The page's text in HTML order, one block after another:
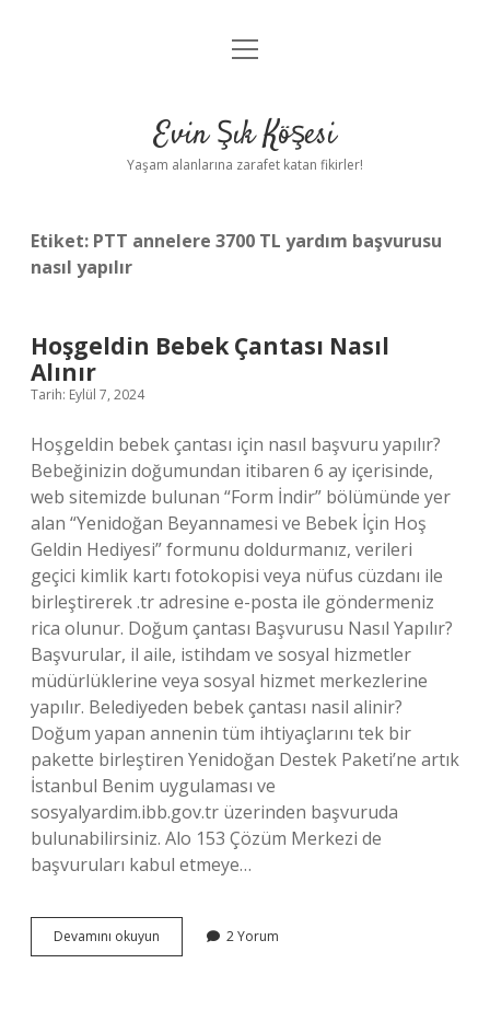
Anasayfa
Yasal Uyarı
menüyü
Evin Şık Köşesi
Yaşam alanlarına zarafet katan fikirler!
Etiket: PTT annelere 3700 TL yardım başvurusu
nasıl yapılır
Hoşgeldin Bebek Çantası Nasıl
Alınır
Tarih: Eylül 7, 2024
Hoşgeldin bebek çantası için nasıl başvuru yapılır?
Bebeğinizin doğumundan itibaren 6 ay içerisinde,
web sitemizde bulunan “Form İndir” bölümünde yer
alan “Yenidoğan Beyannamesi ve Bebek İçin Hoş
Geldin Hediyesi” formunu doldurmanız, verileri
geçici kimlik kartı fotokopisi veya nüfus cüzdanı ile
birleştirerek .tr adresine e-posta ile göndermeniz
rica olunur. Doğum çantası Başvurusu Nasıl Yapılır?
Başvurular, il aile, istihdam ve sosyal hizmetler
müdürlüklerine veya sosyal hizmet merkezlerine
yapılır. Belediyeden bebek çantası nasil alinir?
Doğum yapan annenin tüm ihtiyaçlarını tek bir
pakette birleştiren Yenidoğan Destek Paketi’ne artık
İstanbul Benim uygulaması ve
sosyalyardim.ibb.gov.tr ​​üzerinden başvuruda
bulunabilirsiniz. Alo 153 Çözüm Merkezi de
başvuruları kabul etmeye…
Devamını okuyun Hoşgeldin
Bebek
2 Yorum